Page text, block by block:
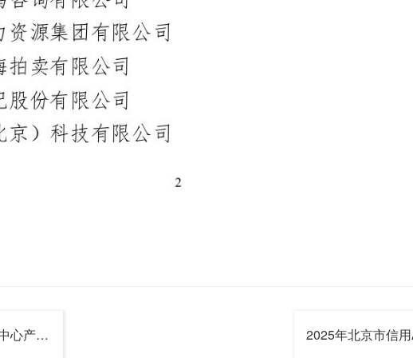
关于表彰2025年北京市产品评价中心产品质量创新贡献奖的决定